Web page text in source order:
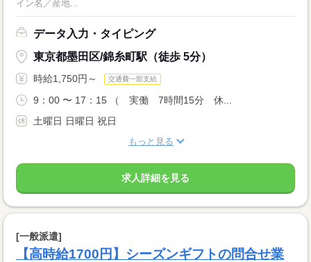
イン名／産地...
データ入力・タイピング
東京都墨田区/錦糸町駅（徒歩 5分）
時給1,750円～ 交通費一部支給
9：00 〜 17：15 （ 実働 7時間15分 休...
土曜日 日曜日 祝日
もっと見る
求人詳細を見る
[一般派遣]
【高時給1700円】シーズンギフトの問合せ業